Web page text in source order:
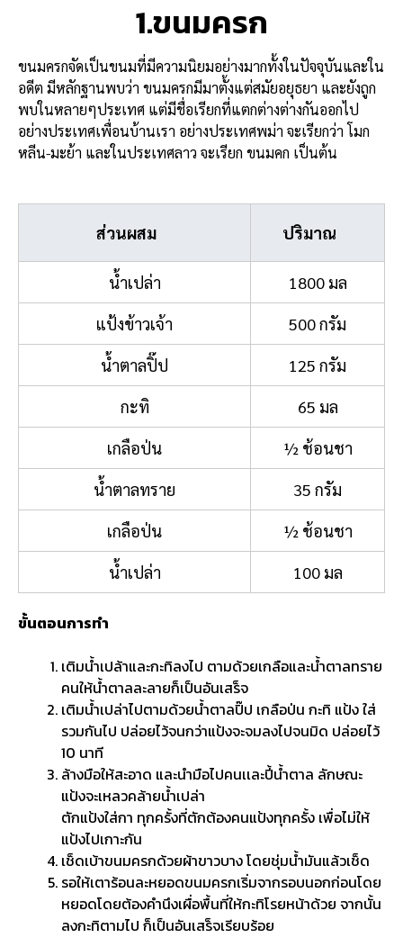
1.ขนมครก
ขนมครกจัดเป็นขนมที่มีความนิยมอย่างมากทั้งในปัจจุบันและใน
อดีต มีหลักฐานพบว่า ขนมครกมีมาตั้งแต่สมัยอยุธยา และยังถูก
พบในหลายๆประเทศ แต่มีชื่อเรียกที่แตกต่างต่างกันออกไป
อย่างประเทศเพื่อนบ้านเรา อย่างประเทศพม่า จะเรียกว่า โมก
หลีน-มะย้า และในประเทศลาว จะเรียก ขนมคก เป็นต้น
ส่วนผสม ปริมาณ
น้ำเปล่า
1800 มล
แป้งข้าวเจ้า
500 กรัม
น้ำตาลปิ๊ป
125 กรัม
กะทิ
65 มล
เกลือป่น
½ ช้อนชา
น้ำตาลทราย
35 กรัม
เกลือป่น
½ ช้อนชา
น้ำเปล่า
100 มล
ขั้นตอนการทำ
เติมน้ำเปล้าและกะทิลงไป ตามด้วยเกลือและน้ำตาลทราย
คนให้น้ำตาลละลายก็เป็นอันเสร็จ
เติมน้ำเปล่าไปตามด้วยน้ำตาลปิ๊ป เกลือป่น กะทิ แป้ง ใส่
รวมกันไป ปล่อยไว้จนกว่าแป้งจะจมลงไปจนมิด ปล่อยไว้
10 นาที
ล้างมือให้สะอาด และนำมือไปคนเเละปี้น้ำตาล ลักษณะ
แป้งจะเหลวคล้ายน้ำเปล่า
ตักแป้งใส่กา ทุกครั้งที่ตักต้องคนแป้งทุกครั้ง เพื่อไม่ให้
แป้งไปเกาะกัน
เช็ดเบ้าขนมครกด้วยผ้าขาวบาง โดยชุ่มน้ำมันแล้วเช็ด
รอให้เตาร้อนละหยอดขนมครกเริ่มจากรอบนอกก่อนโดย
หยอดโดยต้องคำนึงเผื่อพื้นที่ให้กะทิโรยหน้าด้วย จากนั้น
ลงกะทิตามไป ก็เป็นอันเสร็จเรียบร้อย